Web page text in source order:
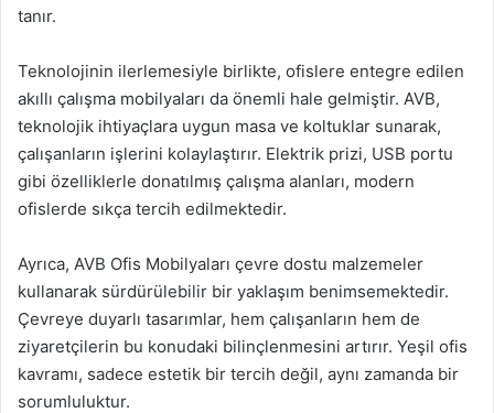
tanır.
Teknolojinin ilerlemesiyle birlikte, ofislere entegre edilen
akıllı çalışma mobilyaları da önemli hale gelmiştir. AVB,
teknolojik ihtiyaçlara uygun masa ve koltuklar sunarak,
çalışanların işlerini kolaylaştırır. Elektrik prizi, USB portu
gibi özelliklerle donatılmış çalışma alanları, modern
ofislerde sıkça tercih edilmektedir.
Ayrıca, AVB Ofis Mobilyaları çevre dostu malzemeler
kullanarak sürdürülebilir bir yaklaşım benimsemektedir.
Çevreye duyarlı tasarımlar, hem çalışanların hem de
ziyaretçilerin bu konudaki bilinçlenmesini artırır. Yeşil ofis
kavramı, sadece estetik bir tercih değil, aynı zamanda bir
sorumluluktur.